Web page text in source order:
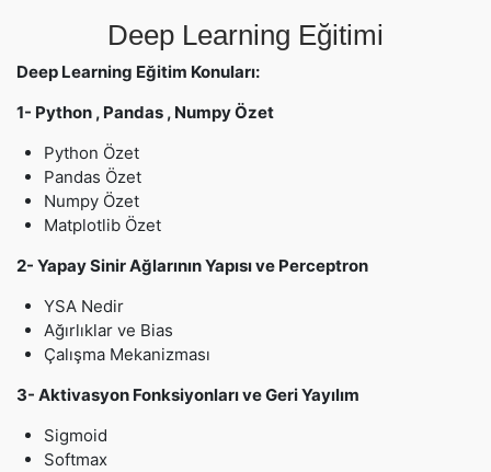
Deep Learning Eğitimi
Deep Learning Eğitim Konuları:
1- Python , Pandas , Numpy Özet
Python Özet
Pandas Özet
Numpy Özet
Matplotlib Özet
2- Yapay Sinir Ağlarının Yapısı ve Perceptron
YSA Nedir
Ağırlıklar ve Bias
Çalışma Mekanizması
3- Aktivasyon Fonksiyonları ve Geri Yayılım
Sigmoid
Softmax